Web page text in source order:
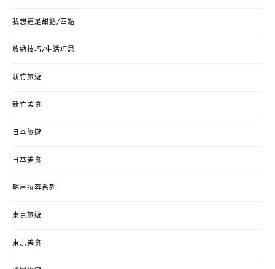
我想這是甜點/西點
收納技巧/生活巧思
新竹旅遊
新竹美食
日本旅遊
日本美食
明星妝容系列
東京旅遊
東京美食